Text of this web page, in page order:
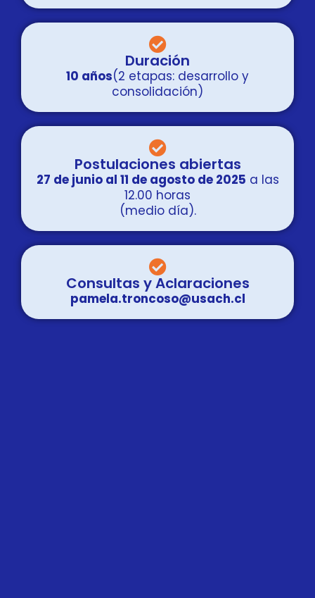
Duración
10 años(2 etapas: desarrollo y
consolidación)
Postulaciones abiertas
27 de junio al 11 de agosto de 2025 a las
12.00 horas
(medio día).
Consultas y Aclaraciones
pamela.troncoso@usach.cl